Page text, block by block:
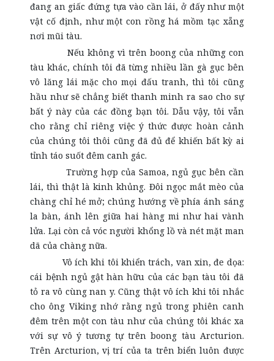
đang an giấc đứng tựa vào cần lái, ở đấy như một
vật cố định, như một con rồng há mồm tạc xẵng
nơi mũi tàu.
Nếu không vì trên boong của những con
tàu khác, chính tôi đã từng nhiều lần gà gục bên
vô lăng lái mặc cho mọi đấu tranh, thì tôi cũng
hầu như sẽ chẳng biết thanh minh ra sao cho sự
bất ý này của các đồng bạn tôi. Dẫu vậy, tôi vẫn
cho rằng chỉ riêng việc ý thức được hoàn cảnh
của chúng tôi thôi cũng đã đủ để khiến bất kỳ ai
tỉnh táo suốt đêm canh gác.
Trường hợp của Samoa, ngủ gục bên cần
lái, thì thật là kinh khủng. Đôi ngọc mắt mèo của
chàng chỉ hé mở; chúng hướng về phía ánh sáng
la bàn, ánh lên giữa hai hàng mi như hai vành
lửa. Lại còn cả vóc người khổng lồ và nét mặt man
dã của chàng nữa.
Vô ích khi tôi khiển trách, van xin, đe dọa:
cái bệnh ngủ gật hàn hữu của các bạn tàu tôi đã
tỏ ra vô cùng nan y. Cũng thật vô ích khi tôi nhắc
cho ông Viking nhớ rằng ngủ trong phiên canh
đêm trên một con tàu như của chúng tôi khác xa
với sự vô ý tương tự trên boong tàu Arcturion.
Trên Arcturion, vị trí của ta trên biển luôn được